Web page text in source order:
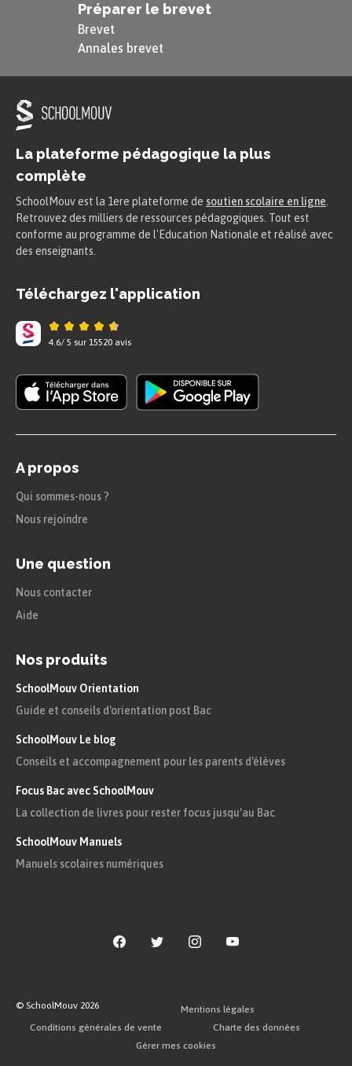
Préparer le brevet
Brevet
Annales brevet
La plateforme pédagogique la plus
complète
SchoolMouv est la 1ere plateforme de soutien scolaire en ligne
Retrouvez des milliers de ressources pédagogiques. Tout est
conforme au programme de l'Education Nationale et réalisé avec
des enseignants.
Téléchargez l'application
4.6/ 5 sur 15520 avis
A propos
Qui sommes-nous ?
Nous rejoindre
Une question
Nous contacter
Aide
Nos produits
SchoolMouv Orientation
Guide et conseils d'orientation post Bac
SchoolMouv Le blog
Conseils et accompagnement pour les parents d'élèves
Focus Bac avec SchoolMouv
La collection de livres pour rester focus jusqu'au Bac
SchoolMouv Manuels
Manuels scolaires numériques
© SchoolMouv 2026
Mentions légales
Conditions générales de vente
Charte des données
Gérer mes cookies